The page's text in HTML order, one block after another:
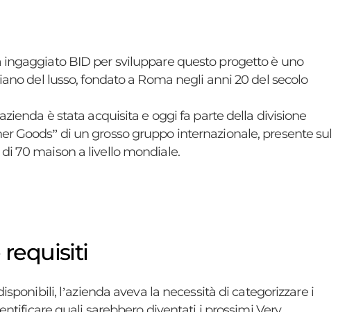
ingaggiato BID per sviluppare questo progetto è uno
del lusso, fondato a Roma negli anni 20 del secolo
è stata acquisita e oggi fa parte della divisione
Goods” di un grosso gruppo internazionale, presente sul
70 maison a livello mondiale.
requisiti
l’azienda aveva la necessità di categorizzare i